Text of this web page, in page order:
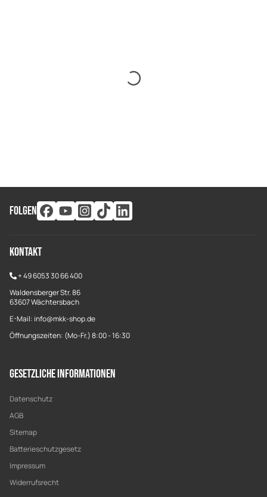
FOLGEN
Kontakt
+49 6053 30 66 400
Waldensberger Str. 86
63607 Wächtersbach
E-Mail: info@mkk-shop.de
Öffnungszeiten: (Mo-Fr.) 8:00 - 16:30
Gesetzliche Informationen
Datenschutz
AGB
Sitemap
Batterieschutzgesetz
Impressum
Widerrufsrecht